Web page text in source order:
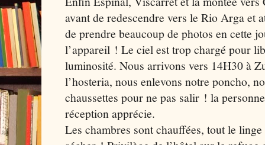
avant de redescendre vers le Rio Arga et
de prendre beaucoup de photos en cette
l’appareil ! Le ciel est trop chargé pour
luminosité. Nous arrivons vers 14H30 à
l’hosteria, nous enlevons notre poncho,
chaussettes pour ne pas salir ! la
réception apprécie.
Les chambres sont chauffées, tout le